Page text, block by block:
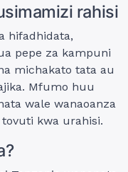
rahisi
hifadhidata,
pepe za kampuni
michakato tata au
Mfumo huu
wale wanaoanza
kwa urahisi.